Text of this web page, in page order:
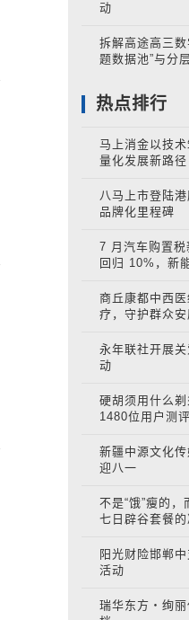
动
拆解高途高三
题数据池”与分
热点排行
马上消金以技
量化发展新路径
八马上市登陆
品牌化里程碑
7 月汽车购置
回归 10%，新
商丘康都中西
疗，守护群众安
永年联社开展
动
硬胡须用什么
1480位用户测
新疆中源文化
迎八一
不是“饿”瘦的
七日辟谷套餐
阳光财险邯郸
活动
瑞华东方・绚